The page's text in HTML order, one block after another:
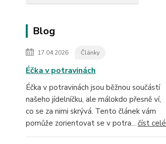
Blog
17.04.2026 Články
Éčka v potravinách
Éčka v potravinách jsou běžnou součástí
našeho jídelníčku, ale málokdo přesně ví,
co se za nimi skrývá. Tento článek vám
pomůže zorientovat se v potra... číst celé